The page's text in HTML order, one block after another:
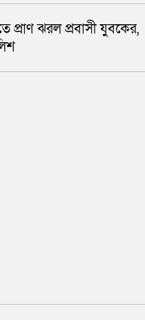
প্রাণ ঝরল প্রবাসী যুবকের,